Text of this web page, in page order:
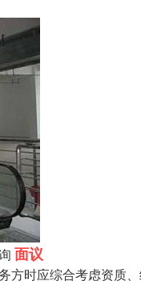
面议
方时应综合考虑资质